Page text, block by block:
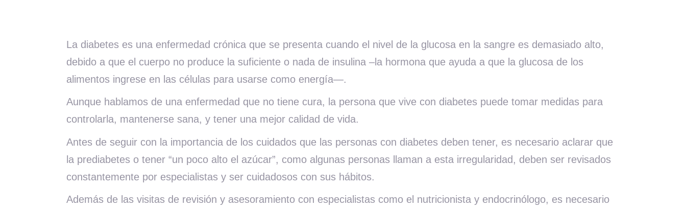
La diabetes es una enfermedad crónica que se presenta cuando el nivel de la glucosa en la sangre es demasiado alto,
debido a que el cuerpo no produce la suficiente o nada de insulina –la hormona que ayuda a que la glucosa de los
alimentos ingrese en las células para usarse como energía—.
Aunque hablamos de una enfermedad que no tiene cura, la persona que vive con diabetes puede tomar medidas para
controlarla, mantenerse sana, y tener una mejor calidad de vida.
Antes de seguir con la importancia de los cuidados que las personas con diabetes deben tener, es necesario aclarar que
la prediabetes o tener “un poco alto el azúcar”, como algunas personas llaman a esta irregularidad, deben ser revisados
constantemente por especialistas y ser cuidadosos con sus hábitos.
Además de las visitas de revisión y asesoramiento con especialistas como el nutricionista y endocrinólogo, es necesario